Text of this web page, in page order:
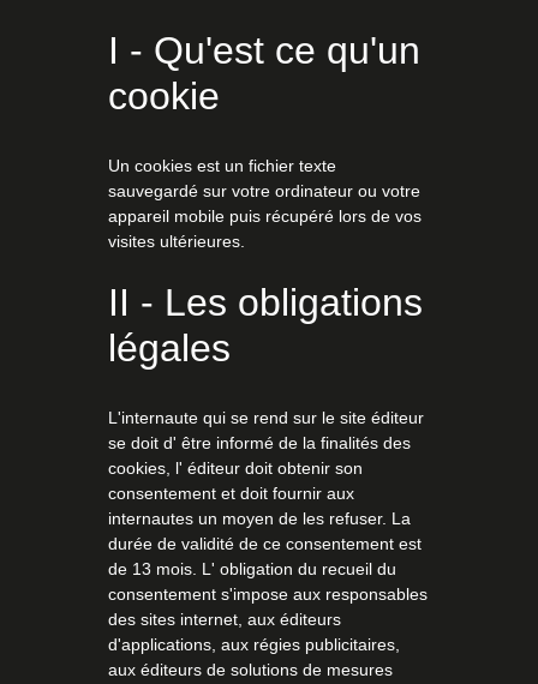
I - Qu'est ce qu'un
cookie
Un cookies est un fichier texte
sauvegardé sur votre ordinateur ou votre
appareil mobile puis récupéré lors de vos
visites ultérieures.
II - Les obligations
légales
L'internaute qui se rend sur le site éditeur
se doit d' être informé de la finalités des
cookies, l' éditeur doit obtenir son
consentement et doit fournir aux
internautes un moyen de les refuser. La
durée de validité de ce consentement est
de 13 mois. L' obligation du recueil du
consentement s'impose aux responsables
des sites internet, aux éditeurs
d'applications, aux régies publicitaires,
aux éditeurs de solutions de mesures